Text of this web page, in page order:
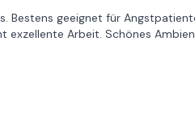
geeignet für
Arbeit. Schönes